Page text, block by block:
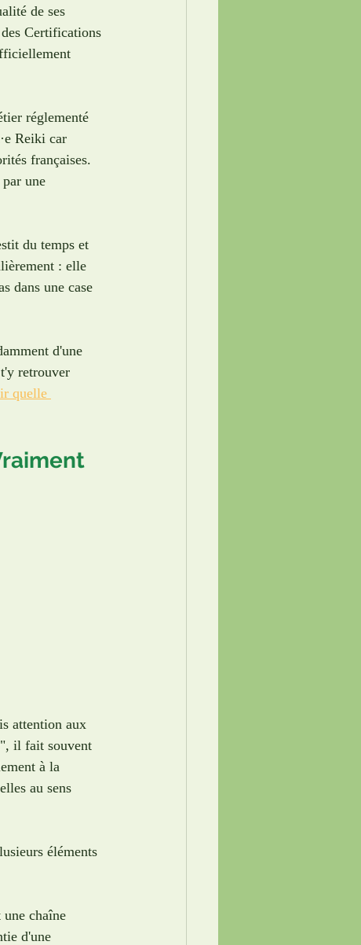
de ses
Certifications
réglementé
Reiki car
françaises.
une
du temps et
: elle
dans une case
d'une
retrouver
quelle
attention aux
il fait souvent
à la
au sens
éléments
chaîne
d'une